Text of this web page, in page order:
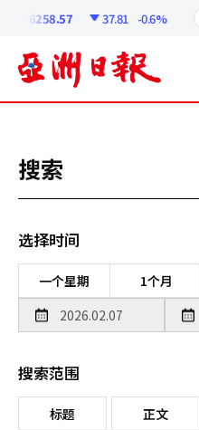
6258.57 37.81 -0.6%
搜索
选择时间
一个星期 1个月
搜索范围
标题 正文